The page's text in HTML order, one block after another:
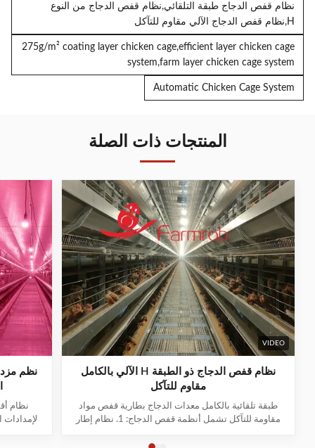
نظام قفص الدجاج طبقة التلقائي,نظام قفص الدجاج من النوع
H,نظام قفص الدجاج الآلي مقاوم للتآكل
275g/m² coating layer chicken cage,efficient layer chicken cage
system,farm layer chicken cage system
Automatic Chicken Cage System
المنتجات ذات الصلة
VIDEO
نظام قفص الدجاج ذو الطبقة H الآلي بالكامل
مقاوم للتآكل
طبقة تلقائية بالكامل معدات الدجاج بطارية قفص مواد
مقاومة للتآكل تشمل أنظمة قفص الدجاج: 1. نظام إطار
نظم
نظام
لإمدادات